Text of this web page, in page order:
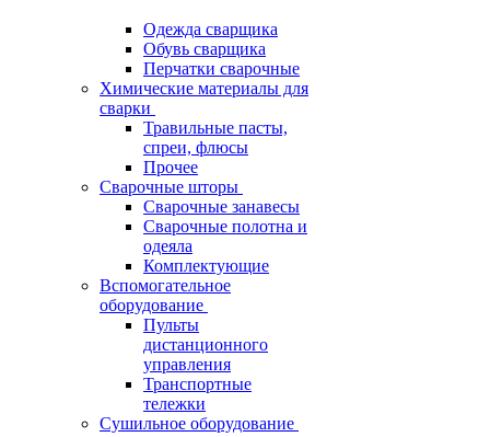
Одежда сварщика
Обувь сварщика
Перчатки сварочные
Химические материалы для
сварки
Травильные пасты,
спреи, флюсы
Прочее
Сварочные шторы
Сварочные занавесы
Сварочные полотна и
одеяла
Комплектующие
Вспомогательное
оборудование
Пульты
дистанционного
управления
Транспортные
тележки
Сушильное оборудование